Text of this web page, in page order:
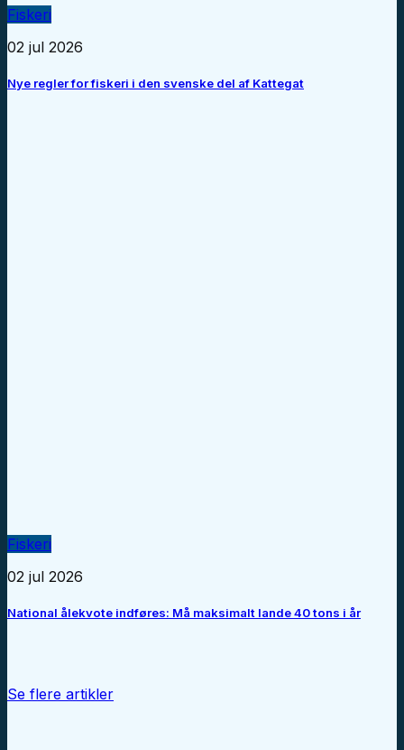
Fiskeri
02 jul 2026
Nye regler for fiskeri i den svenske del af Kattegat
Fiskeri
02 jul 2026
National ålekvote indføres: Må maksimalt lande 40 tons i år
Se flere artikler